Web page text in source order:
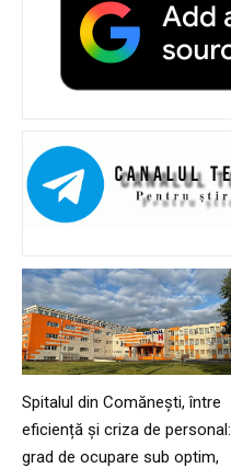
Spitalul din Comănești, între
eficiență și criza de personal:
grad de ocupare sub optim,